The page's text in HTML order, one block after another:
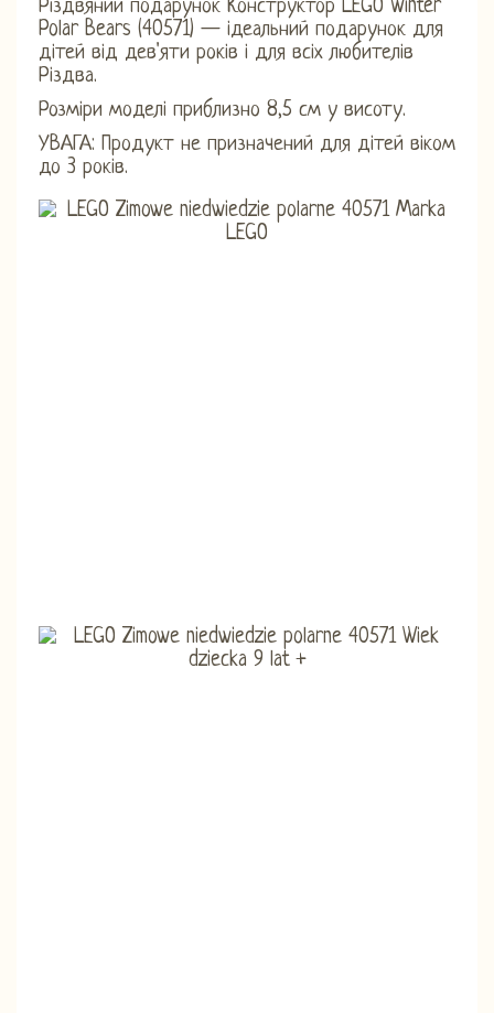
Різдвяний подарунок Конструктор LEGO Winter
Polar Bears (40571) — ідеальний подарунок для
дітей від дев'яти років і для всіх любителів
Різдва.
Розміри моделі приблизно 8,5 см у висоту.
УВАГА: Продукт не призначений для дітей віком
до 3 років.